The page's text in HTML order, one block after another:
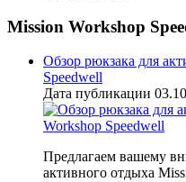
Mission Workshop
Обзор рюкзака для
Speedwell
Дата публикации
Предлагаем вашему
активного отдыха